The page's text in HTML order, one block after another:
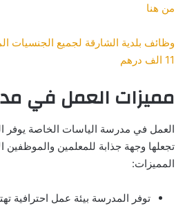
من هنا
وظائف بلدية الشارقة لجميع الجنسيات
11 الف درهم
مميزات العمل في
العمل في مدرسة الياسات الخاصة يوفر
تجعلها وجهة جذابة للمعلمين والموظفين
المميزات:
توفر المدرسة بيئة عمل احترافية